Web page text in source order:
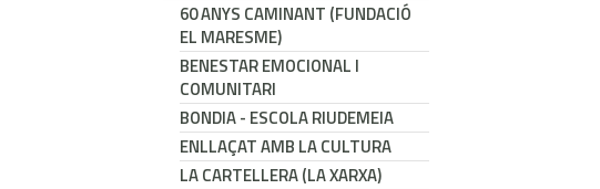
60 ANYS CAMINANT (FUNDACIÓ
EL MARESME)
BENESTAR EMOCIONAL I
COMUNITARI
BONDIA - ESCOLA RIUDEMEIA
ENLLAÇAT AMB LA CULTURA
LA CARTELLERA (LA XARXA)